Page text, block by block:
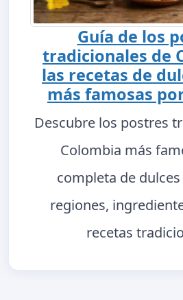
Guía de los
tradicionales de
las recetas de
más famosas
Descubre los postres
Colombia más
completa de
regiones,
recetas